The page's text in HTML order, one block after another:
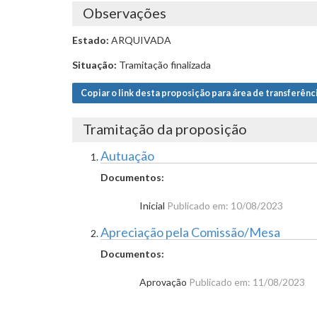
Observações
Estado: ARQUIVADA
Situação: Tramitação finalizada
Copiar o link desta proposição para área de
Tramitação da proposição
Autuação
Documentos:
Inicial Publicado em: 10/08/2023
Apreciação pela Comissão/Mesa
Documentos:
Aprovação Publicado em: 11/08/2023